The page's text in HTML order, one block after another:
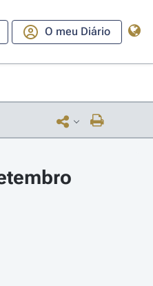
O meu Diário